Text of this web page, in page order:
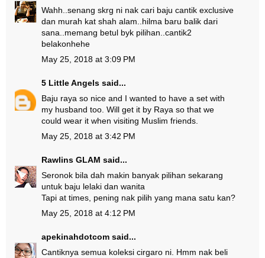
Wahh..senang skrg ni nak cari baju cantik exclusive
dan murah kat shah alam..hilma baru balik dari
sana..memang betul byk pilihan..cantik2
belakonhehe
May 25, 2018 at 3:09 PM
5 Little Angels said...
Baju raya so nice and I wanted to have a set with
my husband too. Will get it by Raya so that we
could wear it when visiting Muslim friends.
May 25, 2018 at 3:42 PM
Rawlins GLAM said...
Seronok bila dah makin banyak pilihan sekarang
untuk baju lelaki dan wanita
Tapi at times, pening nak pilih yang mana satu kan?
May 25, 2018 at 4:12 PM
apekinahdotcom said...
Cantiknya semua koleksi cirgaro ni. Hmm nak beli